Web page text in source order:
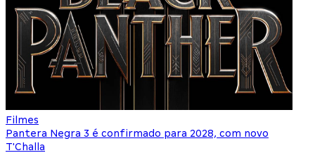
Filmes
Pantera Negra 3 é confirmado para 2028, com novo
T'Challa